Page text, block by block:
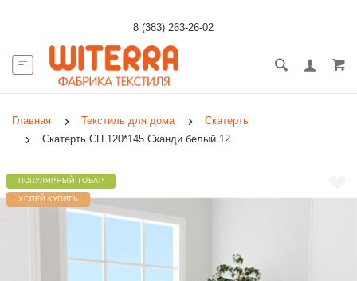
8 (383) 263-26-02
Главная Текстиль для дома
Скатерть
Скатерть СП 120*145 Сканди белый 12
ПОПУЛЯРНЫЙ ТОВАР
УСПЕЙ КУПИТЬ